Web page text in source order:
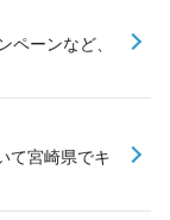
ペーンなど、
て宮崎県でキ